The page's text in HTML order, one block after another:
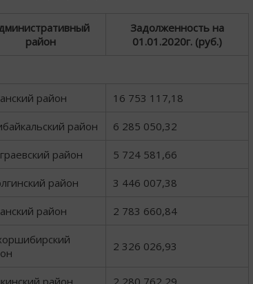
район
Задолженность на
01.01.2020г. (руб.)
район 16 753 117,18
район 6 285 050,32
район 5 724 581,66
район 3 446 007,38
район 2 783 660,84
2 326 026,93
район 2 280 762,29